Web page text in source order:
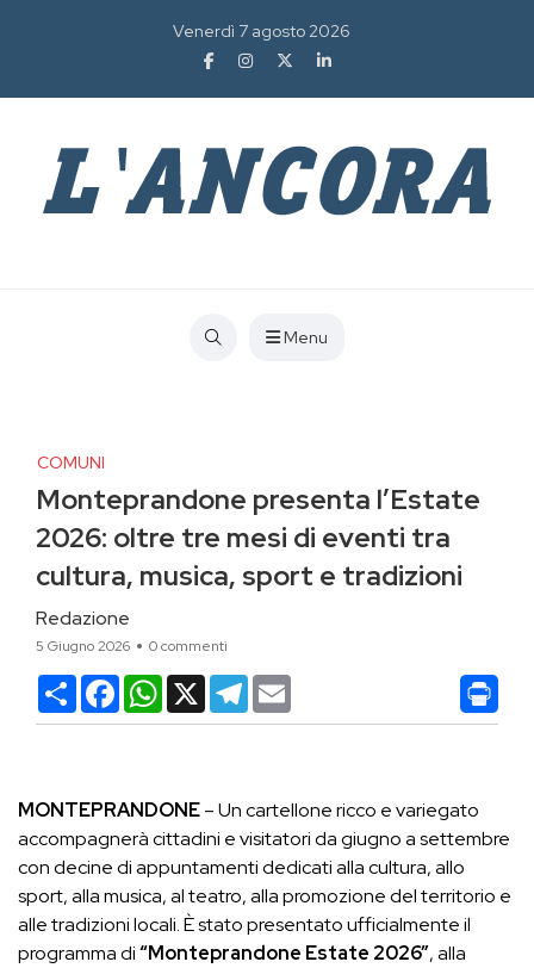
Venerdì 7 agosto 2026
Menu
COMUNI
Monteprandone presenta l’Estate
2026: oltre tre mesi di eventi tra
cultura, musica, sport e tradizioni
Redazione
5 Giugno 2026 0 commenti
CondividiFacebookWhatsApp
X Telegram
MONTEPRANDONE– Un cartellone ricco e variegato
accompagnerà cittadini e visitatori da giugno a settembre
con decine di appuntamenti dedicati alla cultura, allo
sport, alla musica, al teatro, alla promozione del territorio e
alle tradizioni locali. È stato presentato ufficialmente il
programma di“Monteprandone Estate 2026”, alla